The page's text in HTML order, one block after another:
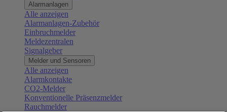
Alarmanlagen
Alle anzeigen
Alarmanlagen-Zubehör
Einbruchmelder
Meldezentralen
Signalgeber
Melder und Sensoren
Alle anzeigen
Alarmkontakte
CO2-Melder
Konventionelle Präsenzmelder
Rauchmelder